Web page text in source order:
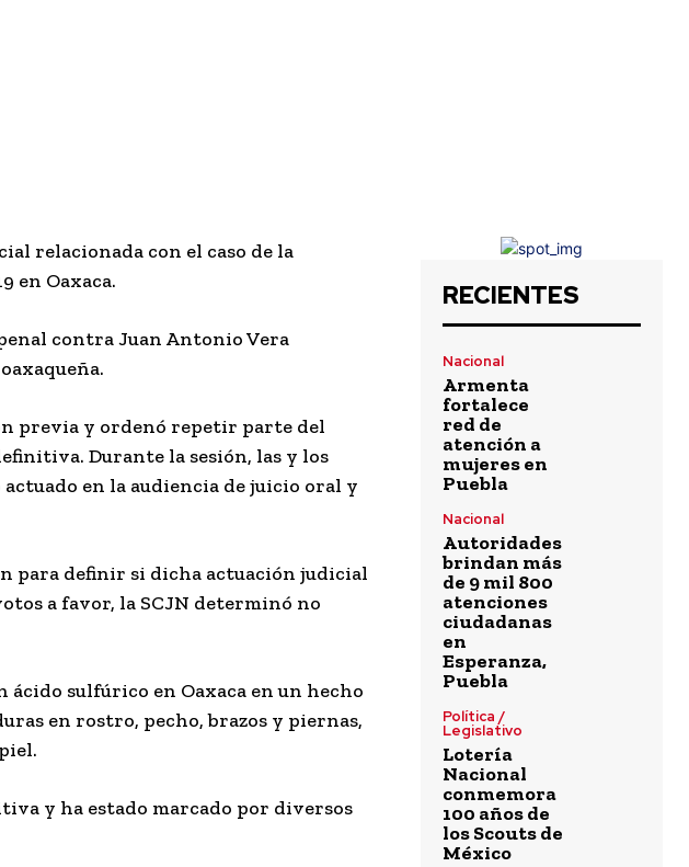
relacionada con el caso de la
en Oaxaca.
contra Juan Antonio Vera
previa y ordenó repetir parte del
Durante la sesión, las y los
en la audiencia de juicio oral y
para definir si dicha actuación judicial
a favor, la SCJN determinó no
ácido sulfúrico en Oaxaca en un hecho
en rostro, pecho, brazos y piernas,
y ha estado marcado por diversos
RECIENTES
Nacional
Armenta
fortalece
red de
atención a
mujeres en
Puebla
Nacional
Autoridades
brindan más
de 9 mil 800
atenciones
ciudadanas
en
Esperanza,
Puebla
Política /
Legislativo
Lotería
Nacional
conmemora
100 años de
los Scouts de
México